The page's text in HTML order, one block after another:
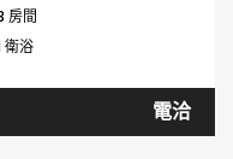
房間
衛浴
電洽